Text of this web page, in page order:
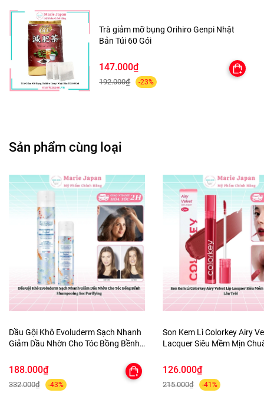
HƯỚNG DẪN SỬ DỤNG:
- Làm sạch mặt bằng sữa rửa mặt rồi lau khô bằng khăn
mềm.
- Vỗ nhẹ để dưỡng chất thấm đều và tiếp tục các bước
. Sử dụng như xịt khoáng :
- Chiết sản phẩm ra chai xịt để xịt khi da khô hoặc dùng với
tác dụng làm dịu da sau khi đi nắng.
. Sử dụng làm lotion mask :
- Ngâm một vài miếng bông tẩy trang loại mỏng với sản
phẩm rồi đắp lên từng vùng da như trán, hai bên má và
cằm, trong vòng 3 phút.
Trà giảm mỡ bụng Orihiro Genpi Nhật
Bản Túi 60 Gói
147.000₫
192.000₫ -23%
Sản phẩm cùng loại
Dầu Gội Khô Evoluderm Sạch Nhanh
Giảm Dầu Nhờn Cho Tóc Bồng Bềnh
188.000₫
332.000₫ -43%
Son Kem Lì Colorkey Airy
Lacquer Siêu Mềm Mịn
126.000₫
215.000₫ -41%